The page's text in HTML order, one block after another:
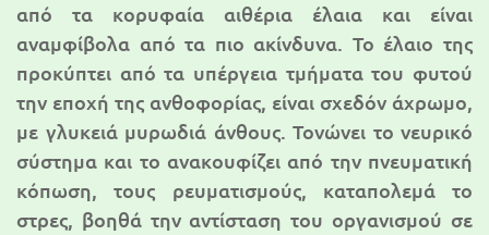
από τα κορυφαία αιθέρια έλαια και είναι
αναμφίβολα από τα πιο ακίνδυνα. Το έλαιο της
προκύπτει από τα υπέργεια τμήματα του φυτού
την εποχή της ανθοφορίας, είναι σχεδόν άχρωμο,
με γλυκειά μυρωδιά άνθους. Τονώνει το νευρικό
σύστημα και το ανακουφίζει από την πνευματική
κόπωση, τους ρευματισμούς, καταπολεμά το
στρες, βοηθά την αντίσταση του οργανισμού σε